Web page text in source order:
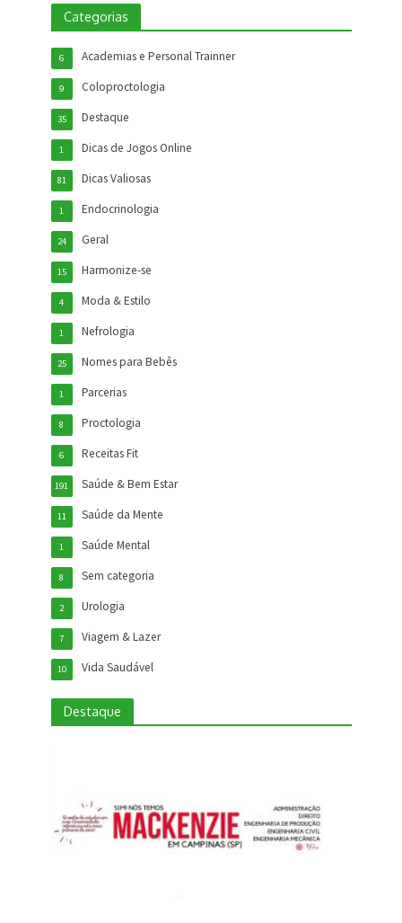
Categorias
Academias e Personal Trainner
6
Coloproctologia
9
Destaque
35
Dicas de Jogos Online
1
Dicas Valiosas
81
Endocrinologia
1
Geral
24
Harmonize-se
15
Moda & Estilo
4
Nefrologia
1
Nomes para Bebês
25
Parcerias
1
Proctologia
8
Receitas Fit
6
Saúde & Bem Estar
191
Saúde da Mente
11
Saúde Mental
1
Sem categoria
8
Urologia
2
Viagem & Lazer
7
Vida Saudável
10
Destaque